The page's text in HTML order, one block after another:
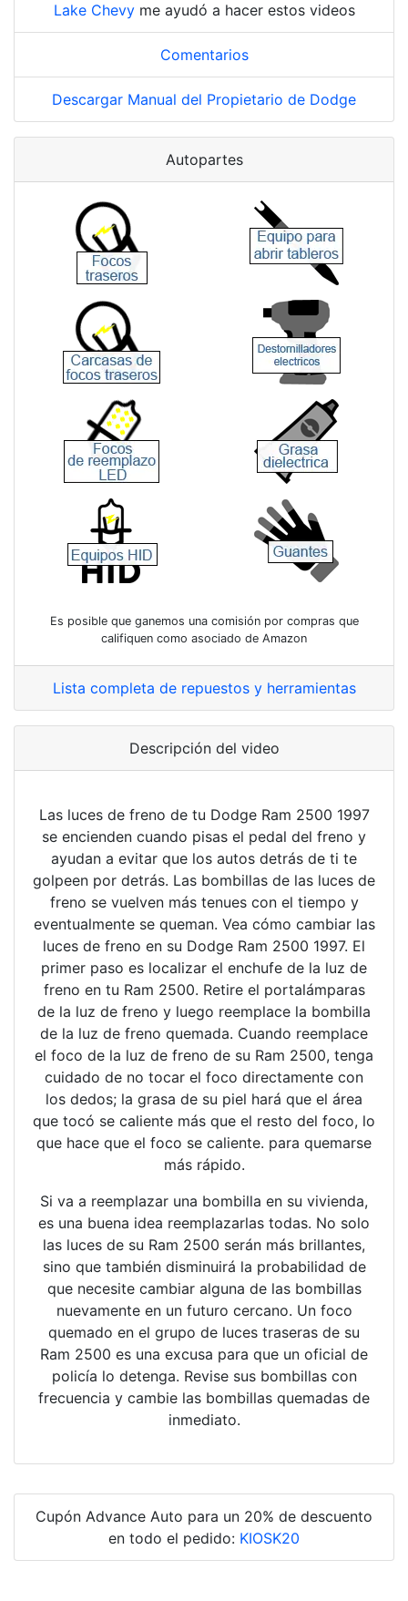
Lake Chevyme ayudó a hacer estos videos
Comentarios
Descargar Manual del Propietario de Dodge
Autopartes
Es posible que ganemos una comisión por compras que
califiquen como asociado de Amazon
Lista completa de repuestos y herramientas
Descripción del video
Las luces de freno de tu Dodge Ram 2500 1997
se encienden cuando pisas el pedal del freno y
ayudan a evitar que los autos detrás de ti te
golpeen por detrás. Las bombillas de las luces de
freno se vuelven más tenues con el tiempo y
eventualmente se queman. Vea cómo cambiar las
luces de freno en su Dodge Ram 2500 1997. El
primer paso es localizar el enchufe de la luz de
freno en tu Ram 2500. Retire el portalámparas
de la luz de freno y luego reemplace la bombilla
de la luz de freno quemada. Cuando reemplace
el foco de la luz de freno de su Ram 2500, tenga
cuidado de no tocar el foco directamente con
los dedos; la grasa de su piel hará que el área
que tocó se caliente más que el resto del foco, lo
que hace que el foco se caliente. para quemarse
más rápido.
Si va a reemplazar una bombilla en su vivienda,
es una buena idea reemplazarlas todas. No solo
las luces de su Ram 2500 serán más brillantes,
sino que también disminuirá la probabilidad de
que necesite cambiar alguna de las bombillas
nuevamente en un futuro cercano. Un foco
quemado en el grupo de luces traseras de su
Ram 2500 es una excusa para que un oficial de
policía lo detenga. Revise sus bombillas con
frecuencia y cambie las bombillas quemadas de
inmediato.
Cupón Advance Auto para un 20% de descuento
en todo el pedido: KIOSK20